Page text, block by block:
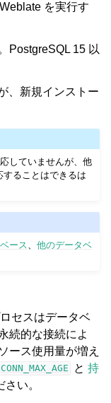
を実行す
PostgreSQL 15 以
、新規インストー
していませんが、他
ることはできるは
ース 、他のデータベ
セスはデータベ
続的な接続によ
ース使用量が増え
CONN_MAX_AGE と持
い。